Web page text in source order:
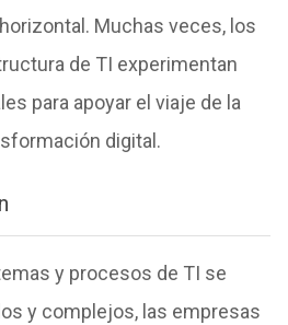
Muchas veces, los
de TI experimentan
para apoyar el viaje de la
digital.
y procesos de TI se
y complejos, las empresas